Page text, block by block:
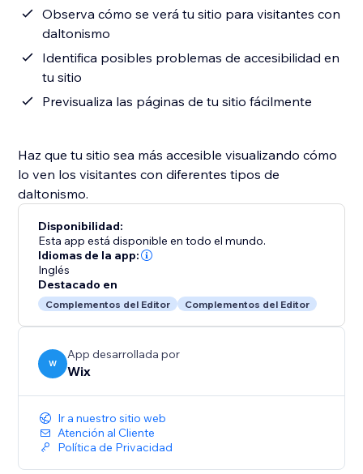
Observa cómo se verá tu sitio para visitantes con
daltonismo
Identifica posibles problemas de accesibilidad en
tu sitio
Previsualiza las páginas de tu sitio fácilmente
Haz que tu sitio sea más accesible visualizando cómo
lo ven los visitantes con diferentes tipos de
daltonismo.
Disponibilidad:
Esta app está disponible en todo el mundo.
Idiomas de la app:
Inglés
Destacado en
Complementos del Editor Complementos del Editor
W
App desarrollada por
Wix
Ir a nuestro sitio web
Atención al Cliente
Política de Privacidad